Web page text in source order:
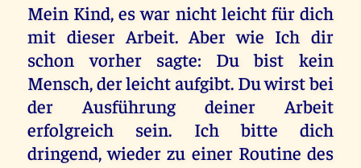
Mein Kind, es war nicht leicht für dich
mit dieser Arbeit. Aber wie Ich dir
schon vorher sagte: Du bist kein
Mensch, der leicht aufgibt. Du wirst bei
der Ausführung deiner Arbeit
erfolgreich sein. Ich bitte dich
dringend, wieder zu einer Routine des